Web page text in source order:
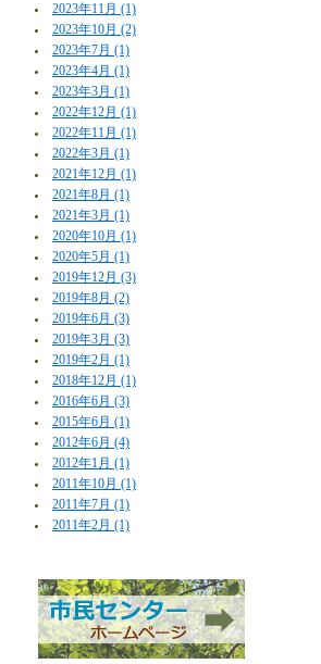
2023年11月 (1)
2023年10月 (2)
2023年7月 (1)
2023年4月 (1)
2023年3月 (1)
2022年12月 (1)
2022年11月 (1)
2022年3月 (1)
2021年12月 (1)
2021年8月 (1)
2021年3月 (1)
2020年10月 (1)
2020年5月 (1)
2019年12月 (3)
2019年8月 (2)
2019年6月 (3)
2019年3月 (3)
2019年2月 (1)
2018年12月 (1)
2016年6月 (3)
2015年6月 (1)
2012年6月 (4)
2012年1月 (1)
2011年10月 (1)
2011年7月 (1)
2011年2月 (1)